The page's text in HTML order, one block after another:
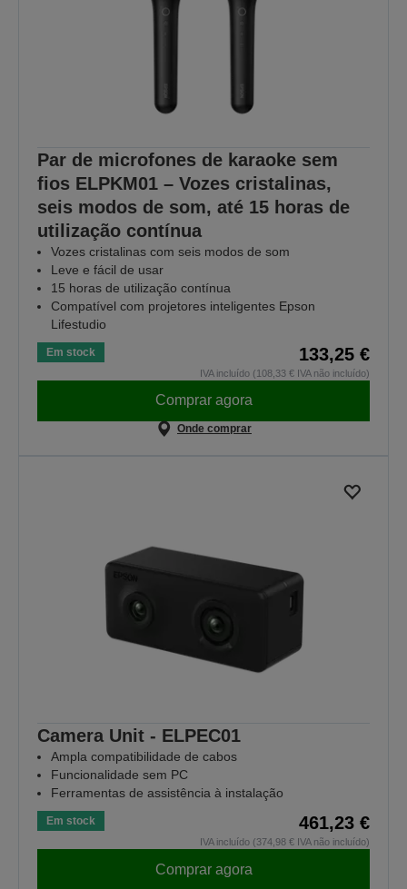
Par de microfones de karaoke sem
fios ELPKM01 – Vozes cristalinas,
seis modos de som, até 15 horas de
utilização contínua
Vozes cristalinas com seis modos de som
Leve e fácil de usar
15 horas de utilização contínua
Compatível com projetores inteligentes Epson
Lifestudio
Em stock 133,25 €
IVA incluído (108,33 € IVA não incluído)
Comprar agora
Onde comprar
Camera Unit - ELPEC01
Ampla compatibilidade de cabos
Funcionalidade sem PC
Ferramentas de assistência à instalação
Em stock 461,23 €
IVA incluído (374,98 € IVA não incluído)
Comprar agora